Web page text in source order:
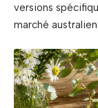
versions
marché australien.